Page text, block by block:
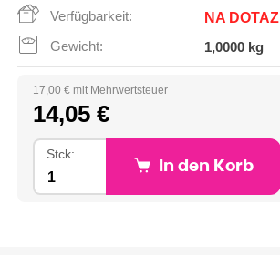
Verfügbarkeit:
NA DOTAZ
Gewicht: 1,0000 kg
17,00 € mit Mehrwertsteuer
14,05 €
Stck:
In den Korb